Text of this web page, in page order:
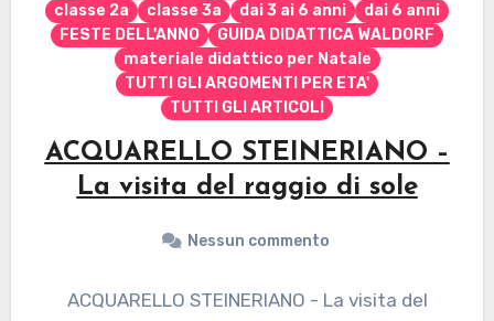
classe 2a
classe 3a dai 3 ai 6 anni
dai 6 anni
FESTE DELL'ANNO
GUIDA DIDATTICA WALDORF
materiale didattico per Natale
TUTTI GLI ARGOMENTI PER ETA'
TUTTI GLI ARTICOLI
ACQUARELLO STEINERIANO –
La visita del raggio di sole
Nessun commento
ACQUARELLO STEINERIANO - La visita del